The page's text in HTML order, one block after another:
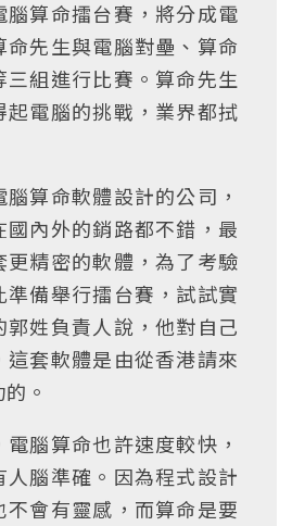
算命擂台賽，將分成電
命先生與電腦對壘、算命
組進行比賽。算命先生
起電腦的挑戰，業界都拭
算命軟體設計的公司，
國內外的銷路都不錯，最
更精密的軟體，為了考驗
準備舉行擂台賽，試試實
郭姓負責人說，他對自己
這套軟體是由從香港請來
。
腦算命也許速度較快，
腦準確。因為程式設計
會有靈感，而算命是要